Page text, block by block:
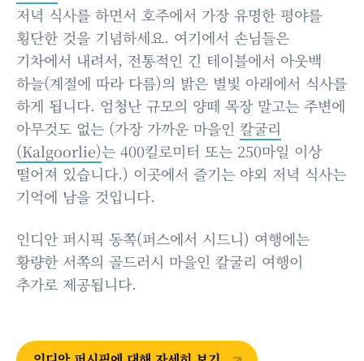
저녁 식사를 하면서 호주에서 가장 유명한 평야를
횡단한 것을 기념하세요. 여기에서 손님들은
기차에서 내려서, 전통적인 긴 테이블에서 아웃백
하늘(계절에 따라 다름)의 밝은 별빛 아래에서 식사를
하게 됩니다. 엄청난 규모의 양떼 목장 말고는 주변에
아무것도 없는 (가장 가까운 마을인 칼굴리
(Kalgoorlie)는 400킬로미터 또는 250마일 이상
떨어져 있습니다.) 이곳에서 즐기는 야외 저녁 식사는
기억에 남을 것입니다.
인디안 퍼시픽 동쪽(퍼스에서 시드니) 여행에는
황량한 서쪽의 골드러시 마을인 칼굴리 여행이
추가로 제공됩니다.